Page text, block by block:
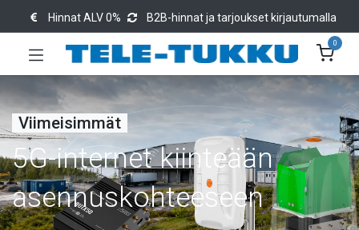
Hinnat ALV 0% B2B-hinnat ja tarjoukset kirjautumalla
0
Viimeisimmät
5G-internet kiinteään
asennuskohteeseen